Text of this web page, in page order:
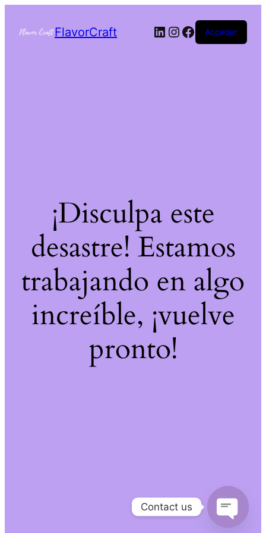
FlavorCraft Acceder
¡Disculpa este
desastre! Estamos
trabajando en algo
increíble, ¡vuelve
pronto!
Contact us